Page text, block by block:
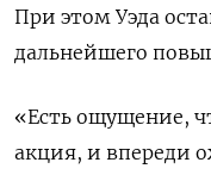
При этом Уэда
дальнейшего
«Есть ощущение,
акция, и впереди